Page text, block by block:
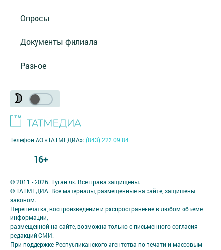
Опросы
Документы филиала
Разное
© 2011 - 2026. Туган як. Все права защищены.
© ТАТМЕДИА. Все материалы, размещенные на сайте, защищены
законом.
Перепечатка, воспроизведение и распространение в любом объеме
информации,
размещенной на сайте, возможна только с письменного согласия
редакций СМИ.
При поддержке Республиканского агентства по печати и массовым
Телефон АО «ТАТМЕДИА»:(843) 222 09 84
16+